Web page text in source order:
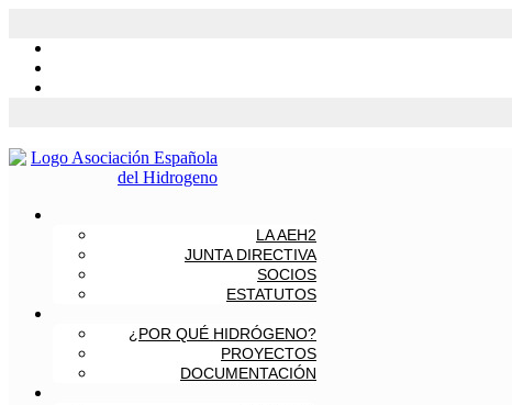
LA AEH2
JUNTA DIRECTIVA
SOCIOS
ESTATUTOS
¿POR QUÉ HIDRÓGENO?
PROYECTOS
DOCUMENTACIÓN